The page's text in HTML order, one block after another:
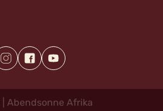
Abendsonne Afrika